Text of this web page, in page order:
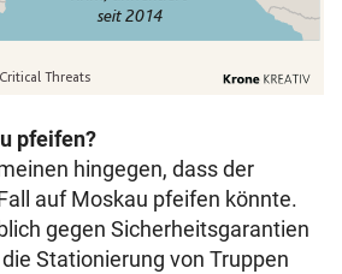
pfeifen?
hingegen, dass der
auf Moskau pfeifen könnte.
gegen Sicherheitsgarantien
Stationierung von Truppen